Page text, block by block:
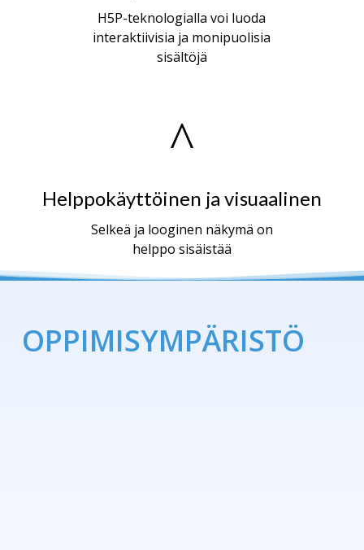
H5P-teknologialla voi luoda
interaktiivisia ja monipuolisia
sisältöjä
Helppokäyttöinen ja visuaalinen
Selkeä ja looginen näkymä on
helppo sisäistää
OPPIMISYMPÄRISTÖ